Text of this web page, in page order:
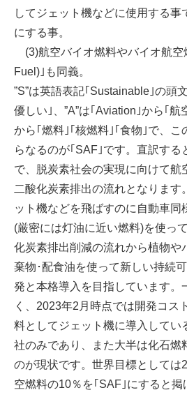
してジェット機などに使用する事
にする事。
(3)航空バイオ燃料やバイオ航空
Fuel)｣も同義。
”S”は英語表記｢Sustainable｣の頭
優しい｣、”A”は｢Aviation｣から｢航
から｢燃料｣｢核燃料｣｢食物｣で、
らなるのが｢SAF｣です。直訳する
で、脱炭素社会の実現に向けて航
二酸化炭素排出の流れとなります
ット機などを飛ばすのに自動車同
(厳密には灯油に近い燃料)を使っ
化炭素排出削減の流れから植物や
棄物･配食油を使って新しい持続
発と本格導入を目指しています。
く、2023年2月時点では開発コス
料としてジェット機に導入してい
社のみであり、また大半は化石燃
のが現状です。世界目標としては
空燃料の10％を｢SAF｣にすると掲